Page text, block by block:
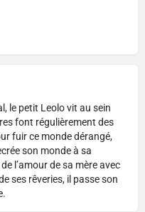
le petit Leolo vit au sein
font régulièrement des
fuir ce monde dérangé,
son monde à sa
l’amour de sa mère avec
ses rêveries, il passe son